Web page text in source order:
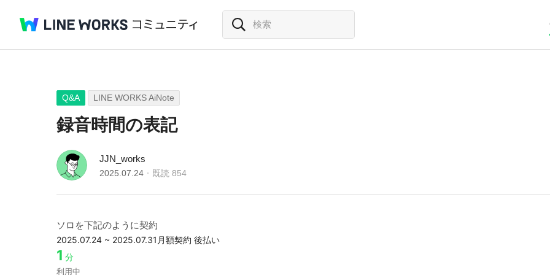
Q&A LINE WORKS AiNote
録音時間の表記
JJN_works
2025.07.24 既読 854
ソロを下記のように契約
2025.07.24 ~ 2025.07.31 月額契約 後払い
1 分
利用中